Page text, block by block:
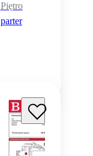
Piętro
parter